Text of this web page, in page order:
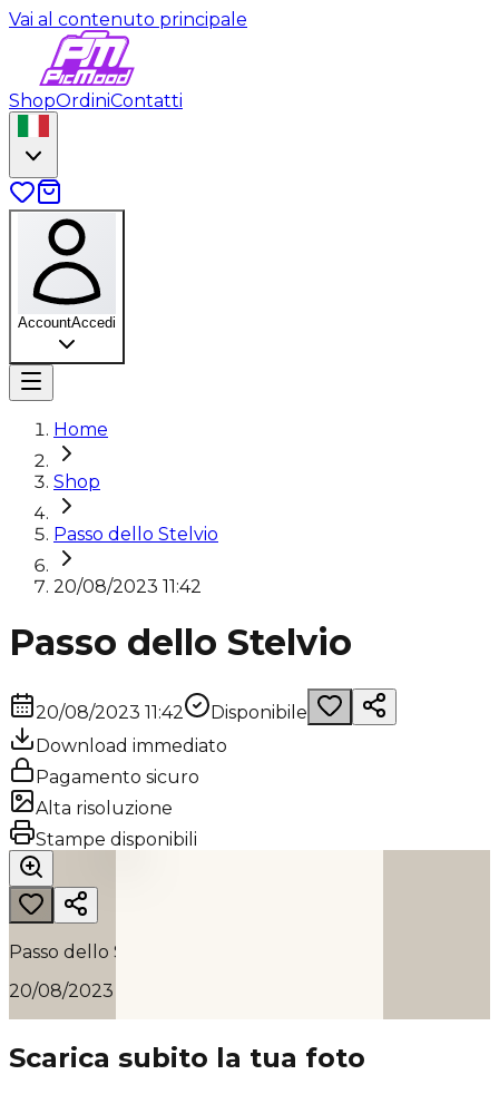
Vai al contenuto principale
ShopOrdiniContatti
AccountAccedi
Home
Shop
Passo dello Stelvio
20/08/2023 11:42
Passo dello Stelvio
20/08/2023 11:42
Disponibile
Download immediato
Pagamento sicuro
Alta risoluzione
Stampe disponibili
Passo dello Stelvio
20/08/2023 11:42
Scarica subito la tua foto